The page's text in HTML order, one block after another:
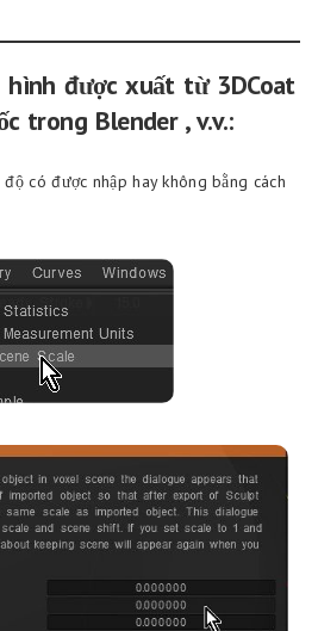
được xuất từ 3DCoat
trong Blender , v.v.:
có được nhập hay không bằng cách